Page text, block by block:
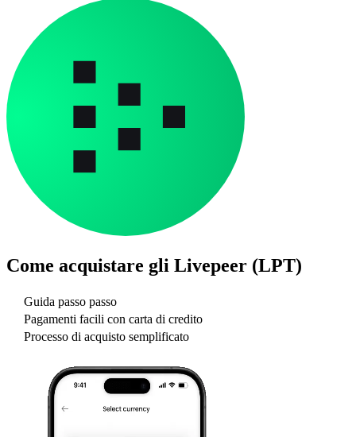
Come acquistare gli Livepeer (LPT)
Guida passo passo
Pagamenti facili con carta di credito
Processo di acquisto semplificato